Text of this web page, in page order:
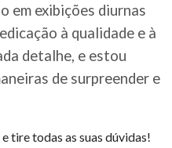
em exibições diurnas
à qualidade e à
detalhe, e estou
de surpreender e
tire todas as suas dúvidas!